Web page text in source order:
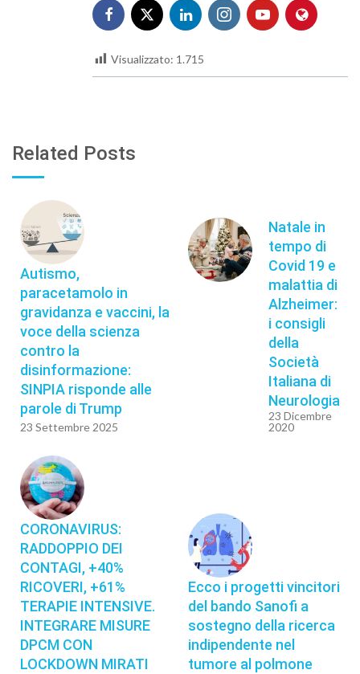
Visualizzato: 1.715
Related Posts
Autismo,
paracetamolo in
gravidanza e vaccini, la
voce della scienza
contro la
disinformazione:
SINPIA risponde alle
parole di Trump
23 Settembre 2025
Natale in
tempo di
Covid 19 e
malattia di
Alzheimer:
i consigli
della
Società
Italiana di
Neurologia
23 Dicembre
2020
CORONAVIRUS:
RADDOPPIO DEI
CONTAGI, +40%
RICOVERI, +61%
TERAPIE INTENSIVE.
INTEGRARE MISURE
DPCM CON
LOCKDOWN MIRATI
Ecco i progetti vincitori
del bando Sanofi a
sostegno della ricerca
indipendente nel
tumore al polmone